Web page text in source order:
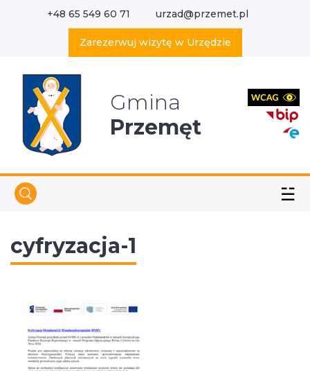
+48 65 549 60 71 urzad@przemet.pl
Zarezerwuj wizytę w Urzędzie
Gmina
Przemęt
☱
cyfryzacja-1
Wyszukaj w serwisie